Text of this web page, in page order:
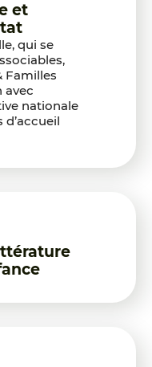
et
qui se
Familles
avec
nationale